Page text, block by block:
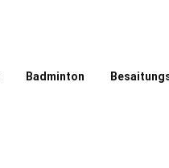
Badminton